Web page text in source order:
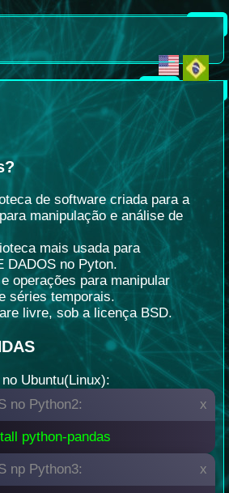
?
de software criada para a
manipulação e análise de
mais usada para
DADOS no Pyton.
operações para manipular
séries temporais.
livre, sob a licença BSD.
Ubuntu(Linux):
no Python2:
x
python-pandas
np Python3: x